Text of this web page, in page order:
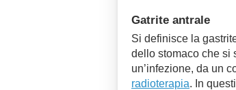
Gatrite antrale
Si definisce la
dello stomaco che si
un’infezione, da un
radioterapia. In